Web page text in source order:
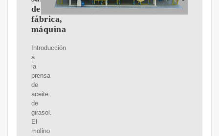
de
fábrica,
máquina
Introducción
a
la
prensa
de
aceite
de
girasol.
El
molino